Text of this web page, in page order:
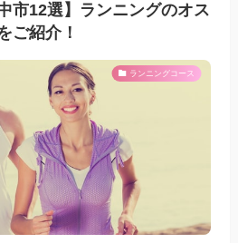
市12選】ランニングのオス
ご紹介！
ランニングコース